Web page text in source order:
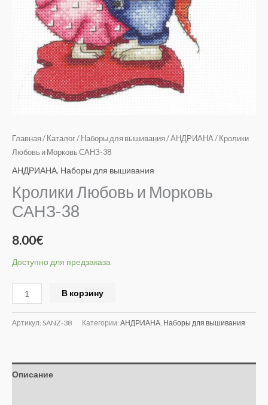
Главная / Каталог/ Наборы для вышивания /АНДРИАНА / Кролики
Любовь и Морковь САНЗ-38
АНДРИАНА, Наборы для вышивания
Кролики Любовь и Морковь
САНЗ-38
8.00€
Доступно для предзаказа
В корзину
Артикул: SANZ-38 Категории: АНДРИАНА, Наборы для вышивания
Описание